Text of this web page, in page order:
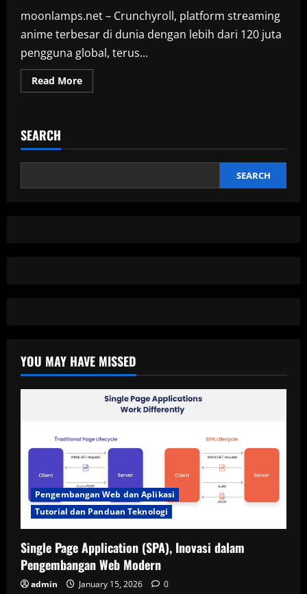
moonlamps.net – Crunchyroll, platform streaming
anime terbesar di dunia dengan lebih dari 120 juta
pengguna global, terus...
Read MoreRead
more
Crunchyroll,
Tak
dari
SEARCH
SEARCH
YOU MAY HAVE MISSED
Pengembangan Web dan Aplikasi
Tutorial dan Panduan Teknologi
Single Page Application (SPA), Inovasi dalam
Pengembangan Web Modern
admin January 15, 2026 0